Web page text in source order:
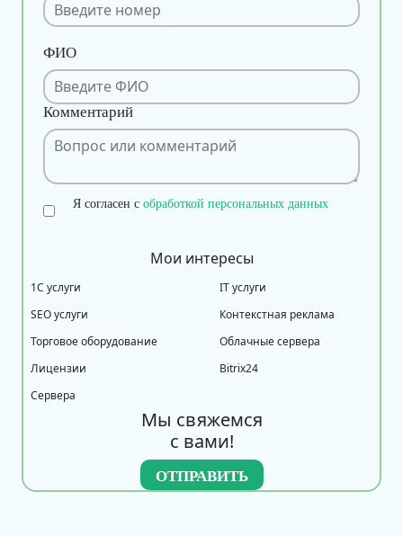
ФИО
Комментарий
Я согласен с обработкой персональных данных
Мои интересы
1С услуги
IT услуги
SEO услуги
Контекстная реклама
Торговое оборудование
Облачные сервера
Лицензии
Bitrix24
Сервера
Мы свяжемся
с вами!